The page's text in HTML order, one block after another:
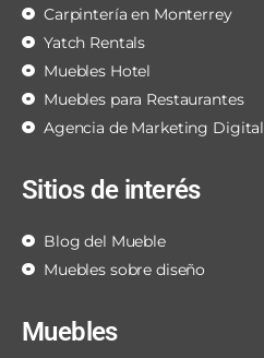
Carpintería en Monterrey
Yatch Rentals
Muebles Hotel
Muebles para Restaurantes
Agencia de Marketing Digital
Sitios de interés
Blog del Mueble
Muebles sobre diseño
Muebles